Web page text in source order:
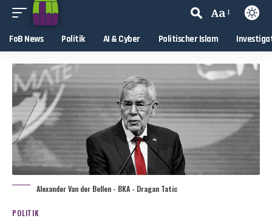
Aa
FoB News Politik AI & Cyber Politischer Islam
Alexander Van der Bellen - BKA - Dragan Tatic
POLITIK